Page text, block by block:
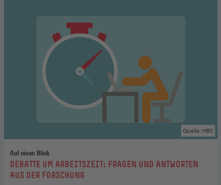
Auf einen Blick
:DEBATTE UM ARBEITSZEIT: FRAGEN UND ANTWORTEN
AUS DER FORSCHUNG
Quelle: HBS